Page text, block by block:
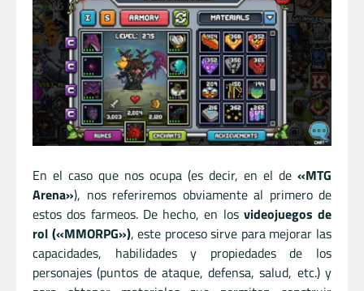
En el caso que nos ocupa (es decir, en el de «MTG
Arena»), nos referiremos obviamente al primero de
estos dos farmeos. De hecho, en los videojuegos de
rol («MMORPG»), este proceso sirve para mejorar las
capacidades, habilidades y propiedades de los
personajes (puntos de ataque, defensa, salud, etc.) y